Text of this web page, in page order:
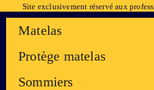
Site exclusivement réservé aux
Matelas
Protège matelas
Sommiers